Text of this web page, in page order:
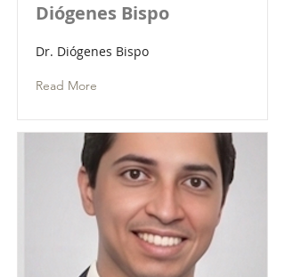
Diógenes Bispo
Dr. Diógenes Bispo
Read More